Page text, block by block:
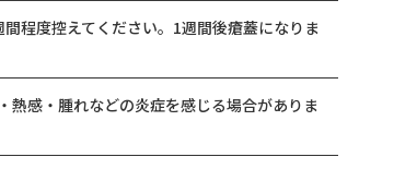
程度控えてください。1週間後瘡蓋になりま
熱感・腫れなどの炎症を感じる場合がありま